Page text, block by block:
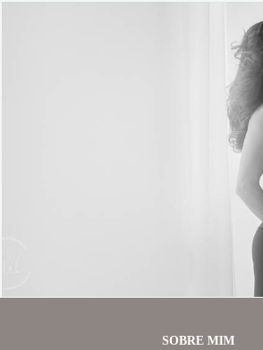
96
SOBRE MIM